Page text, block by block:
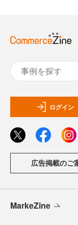
ログイン
広告掲載のご
MarkeZine